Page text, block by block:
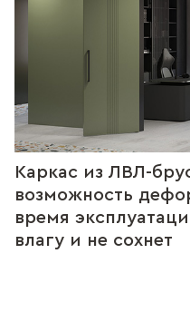
Каркас из ЛВЛ-
возможность
время
влагу и не сохнет